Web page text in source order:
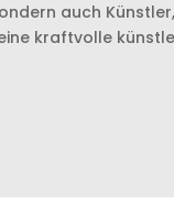
auch
kraftvolle